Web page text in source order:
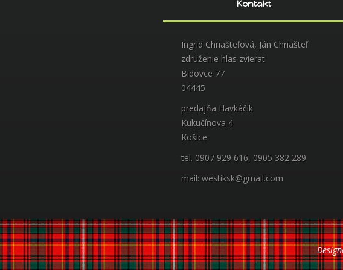
Kontakt
Ingrid Chriašteľová, Ján Chriašteľ
združenie hlas zvierat
Bidovce 77
04445
predajňa Havkáčik
Kukučínova 4
Košice
tel. 0907 929 616, 0905 382 289
mail: westiksk@gmail.com